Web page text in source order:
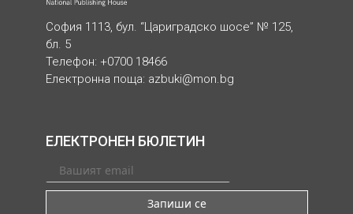
София 1113, бул. “Цариградско шосе” № 125,
бл. 5
Телефон: +0700 18466
Електронна поща: azbuki@mon.bg
ЕЛЕКТРОНЕН БЮЛЕТИН
Запиши се